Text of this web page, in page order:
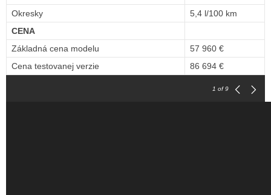
Okresky
5,4 l/100 km
CENA
Základná cena modelu
57 960 €
Cena testovanej verzie
86 694 €
1 of 9